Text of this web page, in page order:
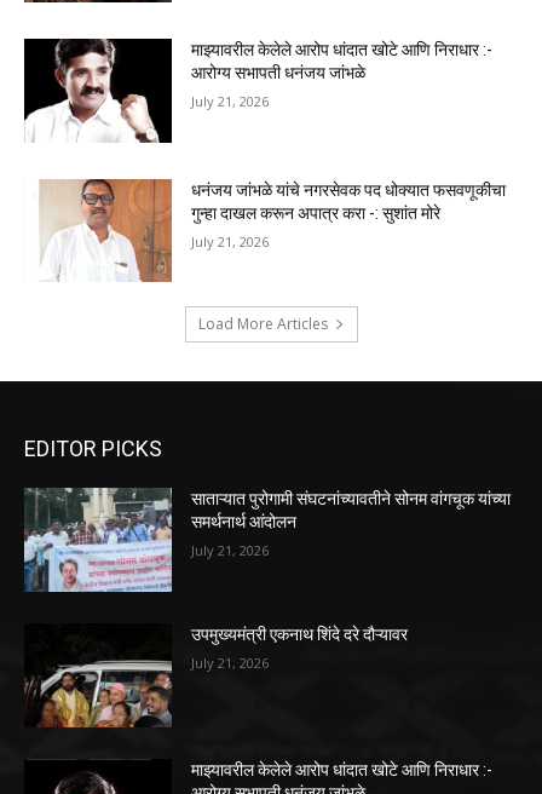
माझ्यावरील केलेले आरोप धांदात खोटे आणि निराधार :-
आरोग्य सभापती धनंजय जांभळे
July 21, 2026
धनंजय जांभळे यांचे नगरसेवक पद धोक्यात फसवणूकीचा
गुन्हा दाखल करून अपात्र करा -: सुशांत मोरे
July 21, 2026
Load More Articles
EDITOR PICKS
साताऱ्यात पुरोगामी संघटनांच्यावतीने सोनम वांगचूक यांच्या
समर्थनार्थ आंदोलन
July 21, 2026
उपमुख्यमंत्री एकनाथ शिंदे दरे दौऱ्यावर
July 21, 2026
माझ्यावरील केलेले आरोप धांदात खोटे आणि निराधार :-